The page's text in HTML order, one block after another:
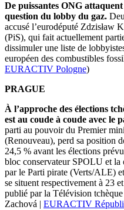
De puissantes ONG
question du lobby du gaz.
accusé l’eurodéputé Zdzisław
(PiS), qui fait actuellement
dissimuler une liste de
européen des combustibles
EURACTIV Pologne)
PRAGUE
À l’approche des élections
est au coude à coude avec
parti au pouvoir du Premier
(Renouveau), perd sa position
24,5 % avant les élections
bloc conservateur SPOLU et la
par le Parti pirate (Verts/ALE)
se situent respectivement à 23
publié par la Télévision
Zachová | EURACTIV